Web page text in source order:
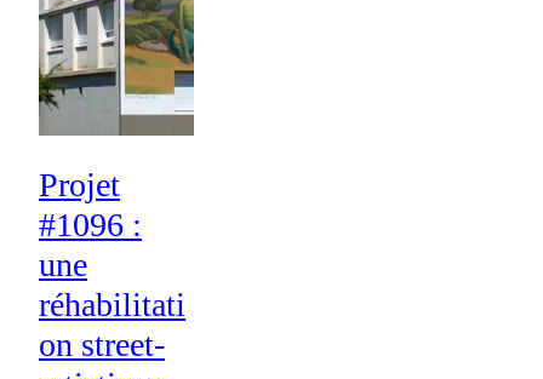
Projet
#1096 :
une
réhabilitati
on street-